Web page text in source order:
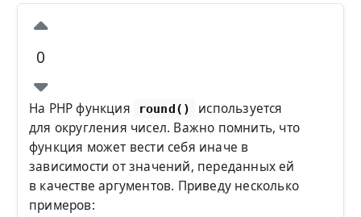
0
На PHP функция round()
используется
для округления чисел. Важно помнить, что
функция может вести себя иначе в
зависимости от значений, переданных ей
в качестве аргументов. Приведу несколько
примеров: